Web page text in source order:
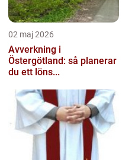
02 maj 2026
Avverkning i
Östergötland: så planerar
du ett löns...